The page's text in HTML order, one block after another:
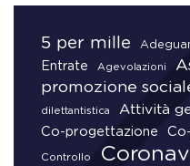
5 per mille
Entrate
Agevolazioni
promozione
dilettantistica Attività
Co-progettazione
Controllo